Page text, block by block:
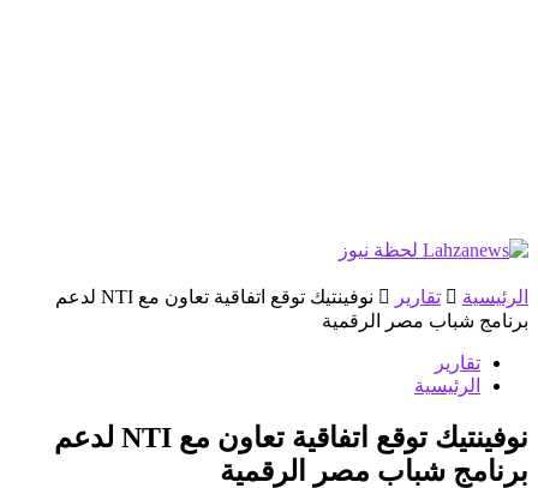
الرئيسية تقارير
نوفينتيك توقع اتفاقية تعاون مع NTI لدعم
برنامج شباب مصر الرقمية
تقارير
الرئيسية
نوفينتيك توقع اتفاقية تعاون مع NTI لدعم
برنامج شباب مصر الرقمية